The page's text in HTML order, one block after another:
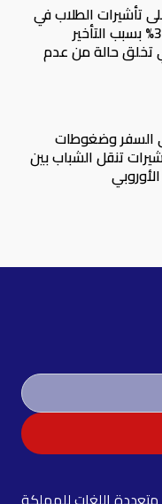
تأشيرات الطلاب في
المملكة المتحدة بنسبة 32% بسبب التأخير
تخلق حالة من عدم
السفر وضغوطات
تنقل الشباب بين